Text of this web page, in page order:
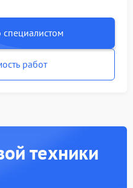
специалистом
работ
техники